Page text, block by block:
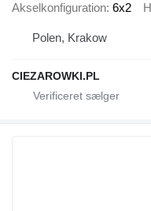
Akselkonfiguration 6x2
Polen, Krakow
CIEZAROWKI.PL